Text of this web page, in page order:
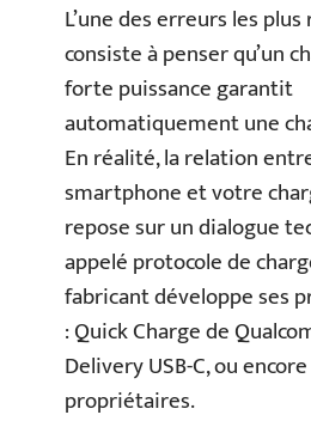
L’une des erreurs les
consiste à penser qu’un
forte puissance garantit
automatiquement une
En réalité, la relation
smartphone et votre
repose sur un dialogue
appelé protocole de
fabricant développe ses
: Quick Charge de
Delivery USB-C, ou
propriétaires.